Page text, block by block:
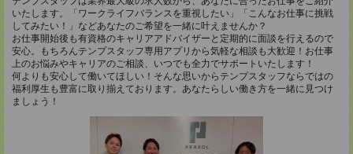
いたします。「ワークライフバランスを重視したい」「こんなお仕事に挑戦
してみたい！」などあなたのご希望を一緒に叶えませんか？
お仕事開始後も有資格のキャリアアドバイザーと定期的に面談を行えるので
安心。もちろんテンプスタッフ専用アプリから気軽な相談も大歓迎！お仕事
上のお悩みやキャリアのご相談、いつでも全力でサポートいたします！
何よりも安心して働いてほしい！そんな思いからテンプスタッフならではの
福利厚生も豊富に取り揃えております。あなたらしい働き方を一緒に見つけ
ましょう！